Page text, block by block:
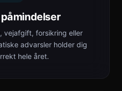
vejafgift, forsikring eller
advarsler holder dig
hele året.